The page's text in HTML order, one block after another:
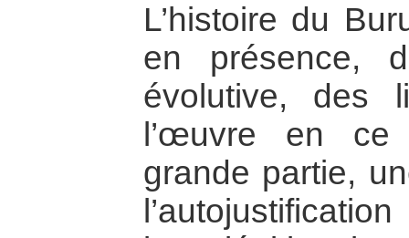
L’histoire du
en présence,
évolutive, des
l’œuvre en ce
grande partie,